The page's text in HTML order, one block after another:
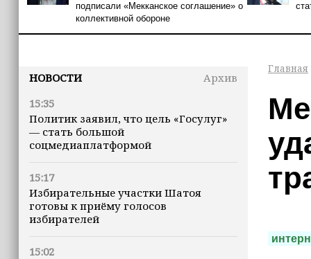
подписали «Мекканское соглашение» о
коллективной обороне
НОВОСТИ
Архив
15:35
Политик заявил, что цель «Госулуг»
— стать большой
соцмедиаплатформой
15:17
Избирательные участки Шатоя
готовы к приёму голосов
избирателей
15:02
Главная